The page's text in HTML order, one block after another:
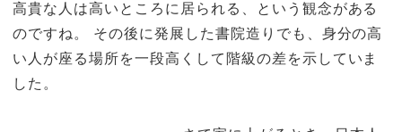
高貴な人は高いところに居られる、という観念がある
のですね。 その後に発展した書院造りでも、身分の高
い人が座る場所を一段高くして階級の差を示していま
した。